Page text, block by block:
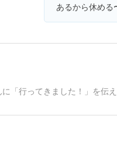
あるから休め
「行ってきました！」を伝え